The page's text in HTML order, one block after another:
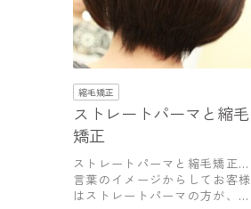
縮毛矯正
ストレートパーマと縮毛
矯正
ストレートパーマと縮毛矯正…
言葉のイメージからしてお客様
はストレートパーマの方が、ダ